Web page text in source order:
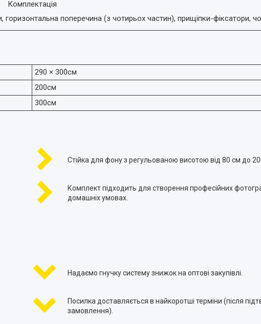
Комплектація
поперечина (з чотирьох частин), прищіпки-фіксатори,
290 × 300см
200см
300см
Стійка для фону з регульованою висотою від 80 см до
Комплект підходить для створення професійних
домашніх умовах.
Надаємо гнучку систему знижок на оптові закупівлі.
Посилка доставляється в найкоротші терміни (після
замовлення).